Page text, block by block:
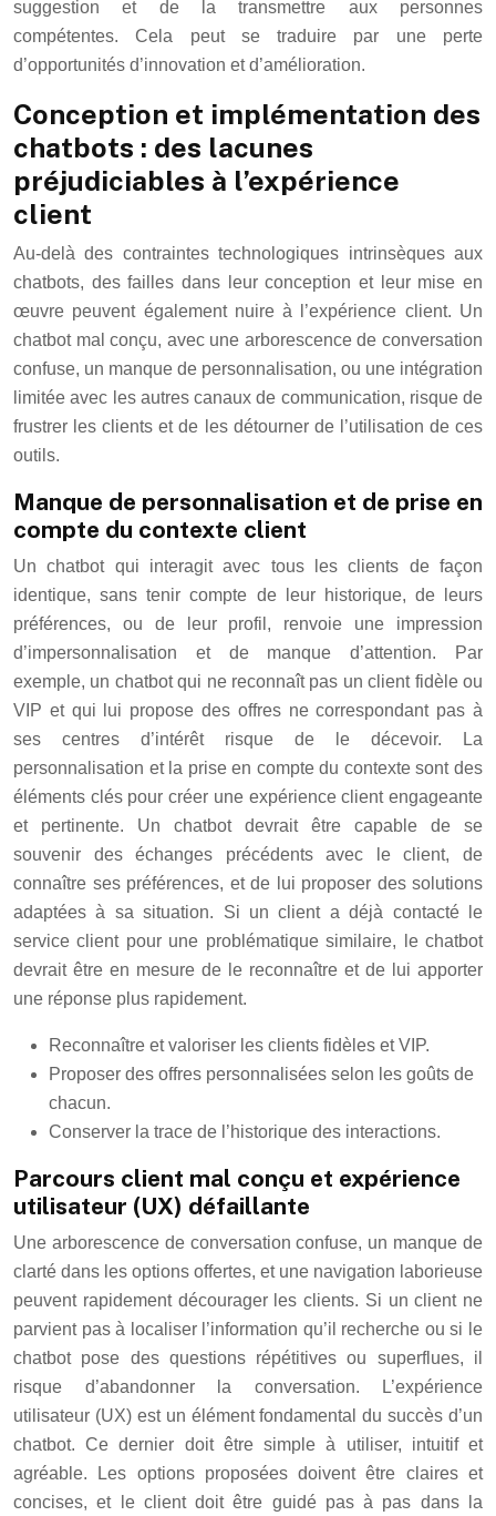
suggestion et de la transmettre aux personnes
compétentes. Cela peut se traduire par une perte
d’opportunités d’innovation et d’amélioration.
Conception et implémentation des
chatbots : des lacunes
préjudiciables à l’expérience
client
Au-delà des contraintes technologiques intrinsèques aux
chatbots, des failles dans leur conception et leur mise en
œuvre peuvent également nuire à l’expérience client. Un
chatbot mal conçu, avec une arborescence de conversation
confuse, un manque de personnalisation, ou une intégration
limitée avec les autres canaux de communication, risque de
frustrer les clients et de les détourner de l’utilisation de ces
outils.
Manque de personnalisation et de prise en
compte du contexte client
Un chatbot qui interagit avec tous les clients de façon
identique, sans tenir compte de leur historique, de leurs
préférences, ou de leur profil, renvoie une impression
d’impersonnalisation et de manque d’attention. Par
exemple, un chatbot qui ne reconnaît pas un client fidèle ou
VIP et qui lui propose des offres ne correspondant pas à
ses centres d’intérêt risque de le décevoir. La
personnalisation et la prise en compte du contexte sont des
éléments clés pour créer une expérience client engageante
et pertinente. Un chatbot devrait être capable de se
souvenir des échanges précédents avec le client, de
connaître ses préférences, et de lui proposer des solutions
adaptées à sa situation. Si un client a déjà contacté le
service client pour une problématique similaire, le chatbot
devrait être en mesure de le reconnaître et de lui apporter
une réponse plus rapidement.
Reconnaître et valoriser les clients fidèles et VIP.
Proposer des offres personnalisées selon les goûts de
chacun.
Conserver la trace de l’historique des interactions.
Parcours client mal conçu et expérience
utilisateur (UX) défaillante
Une arborescence de conversation confuse, un manque de
clarté dans les options offertes, et une navigation laborieuse
peuvent rapidement décourager les clients. Si un client ne
parvient pas à localiser l’information qu’il recherche ou si le
chatbot pose des questions répétitives ou superflues, il
risque d’abandonner la conversation. L’expérience
utilisateur (UX) est un élément fondamental du succès d’un
chatbot. Ce dernier doit être simple à utiliser, intuitif et
agréable. Les options proposées doivent être claires et
concises, et le client doit être guidé pas à pas dans la